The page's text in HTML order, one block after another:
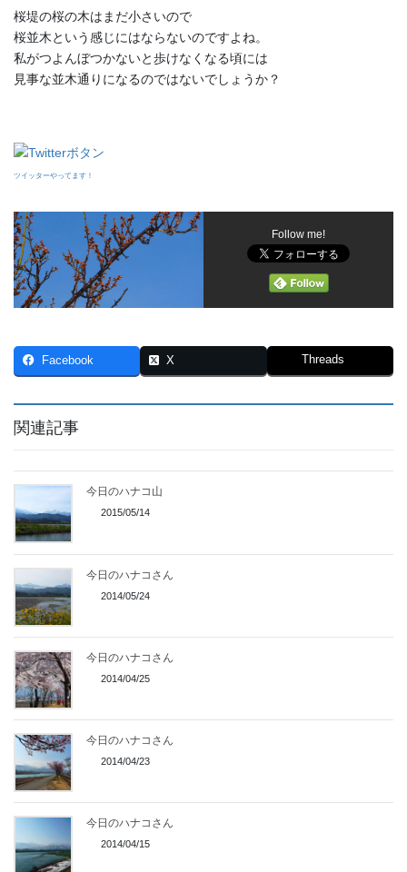
桜堤の桜の木はまだ小さいので
桜並木という感じにはならないのですよね。
私がつよんぼつかないと歩けなくなる頃には
見事な並木通りになるのではないでしょうか？
ツイッターやってます！
Follow me!
Facebook X Threads
関連記事
今日のハナコ山
2015/05/14
今日のハナコさん
2014/05/24
今日のハナコさん
2014/04/25
今日のハナコさん
2014/04/23
今日のハナコさん
2014/04/15